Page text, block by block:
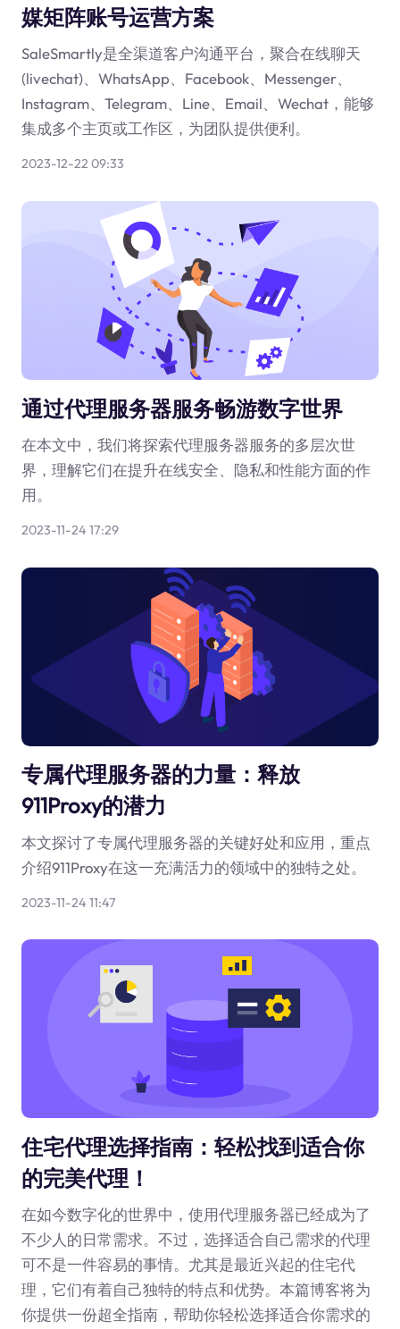
媒矩阵账号运营方案
SaleSmartly是全渠道客户沟通平台，聚合在线聊天
(livechat)、WhatsApp、Facebook、Messenger、
Instagram、Telegram、Line、Email、Wechat，能够
集成多个主页或工作区，为团队提供便利。
2023-12-22 09:33
通过代理服务器服务畅游数字世界
在本文中，我们将探索代理服务器服务的多层次世
界，理解它们在提升在线安全、隐私和性能方面的作
用。
2023-11-24 17:29
专属代理服务器的力量：释放
911Proxy的潜力
本文探讨了专属代理服务器的关键好处和应用，重点
介绍911Proxy在这一充满活力的领域中的独特之处。
2023-11-24 11:47
住宅代理选择指南：轻松找到适合你
的完美代理！
在如今数字化的世界中，使用代理服务器已经成为了
不少人的日常需求。不过，选择适合自己需求的代理
可不是一件容易的事情。尤其是最近兴起的住宅代
理，它们有着自己独特的特点和优势。本篇博客将为
你提供一份超全指南，帮助你轻松选择适合你需求的